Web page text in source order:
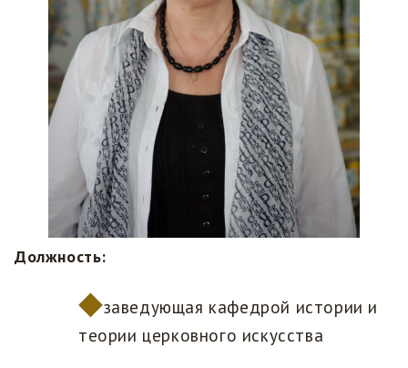
Должность:
заведующая кафедрой истории и
теории церковного искусства